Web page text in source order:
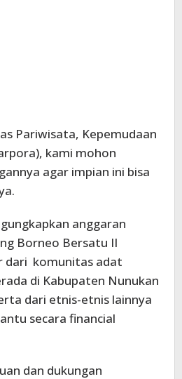
Pariwisata, Kepemudaan
kami mohon
agar impian ini bisa
anggaran
Borneo Bersatu II
dari komunitas adat
di Kabupaten Nunukan
dari etnis-etnis lainnya
secara financial
dan dukungan